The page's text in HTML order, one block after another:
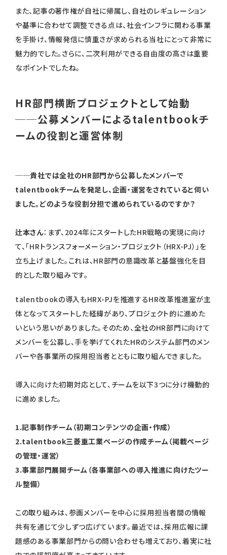
また、記事の著作権が自社に帰属し、自社のレギュレーション
や基準に合わせて調整できる点は、社会インフラに関わる事業
を手掛け、情報発信に慎重さが求められる当社にとって非常に
魅力的でした。さらに、二次利用ができる自由度の高さは重要
なポイントでしたね。
HR部門横断プロジェクトとして始動
──公募メンバーによるtalentbookチ
ームの役割と運営体制
──貴社では全社のHR部門から公募したメンバーで
talentbookチームを発足し、企画・運営をされていると伺い
ました。どのような役割分担で進められているのですか？
辻本さん：まず、2024年にスタートしたHR戦略の実現に向け
て、「HRトランスフォーメーション・プロジェクト（HRX-PJ）」を
立ち上げました。これは、HR部門の意識改革と基盤強化を目
的とした取り組みです。
talentbookの導入もHRX-PJを推進するHR改革推進室が主
体となってスタートした経緯があり、プロジェクト的に進めた
いという思いがありました。そのため、全社のHR部門に向けて
メンバーを公募し、手を挙げてくれたHRのシステム部門のメン
バーや各事業所の採用担当者とともに取り組んできました。
導入に向けた初期対応として、チームを以下3つに分け機動的
に進めました。
1.記事制作チーム（初期コンテンツの企画・作成）
2.talentbook三菱重工業ページの作成チーム（掲載ページ
の管理・運営）
3.事業部門展開チーム（各事業部への導入推進に向けたツー
ル整備）
この取り組みは、参画メンバーを中心に採用担当者間の情報
共有を通じて少しずつ広げています。最近では、採用広報に課
題感のある事業部門からの問い合わせも増えており、着実に社